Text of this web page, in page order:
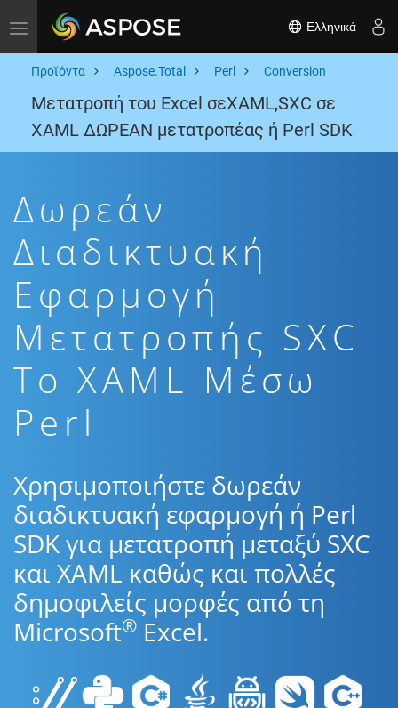
Toggle navigation Ελληνικά
Προϊόντα Aspose.Total Perl Conversion
Μετατροπή του Excel σεXAML,SXC σε
XAML ΔΩΡΕΑΝ μετατροπέας ή Perl SDK
Δωρεάν
Διαδικτυακή
Εφαρμογή
Μετατροπής SXC
To XAML Μέσω
Perl
Χρησιμοποιήστε δωρεάν
διαδικτυακή εφαρμογή ή Perl
SDK για μετατροπή μεταξύ SXC
και XAML καθώς και πολλές
δημοφιλείς μορφές από τη
Microsoft® Excel.